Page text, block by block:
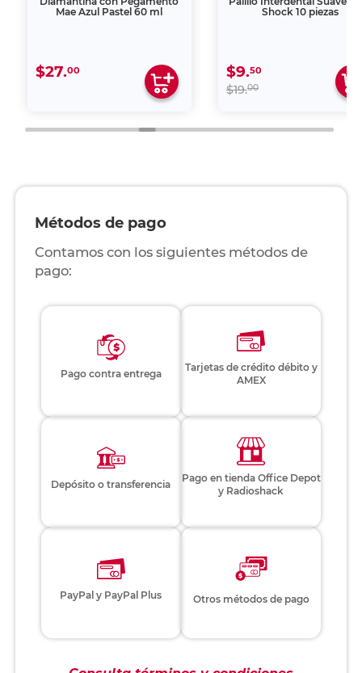
Mae Azul Pastel 60 ml
$27.00
Shock 10 piezas
$9.50
$19.00
Métodos de pago
Contamos con los siguientes métodos de
pago:
Pago contra entrega
Tarjetas de crédito débito y
AMEX
Depósito o transferencia
Pago en tienda Office Depot
y Radioshack
PayPal y PayPal Plus Otros métodos de pago